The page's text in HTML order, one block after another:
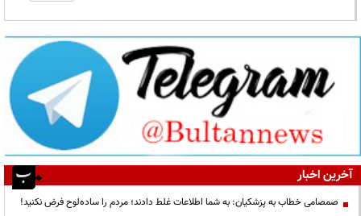
آخرین اخبار
صمصامی خطاب به پزشکیان: به شما اطلاعات غلط دادند؛ مردم را ساده‌لوح فرض نکنید!